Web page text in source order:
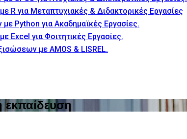
R για Μεταπτυχιακές & Διδακτορικές Εργασίες
Python για Ακαδημαϊκές Εργασίες.
Excel για Φοιτητικές Εργασίες.
με AMOS & LISREL.
εκπαίδευση